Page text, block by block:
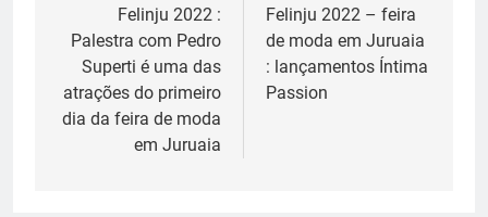
Post
Felinju 2022 :
Palestra com Pedro
Superti é uma das
atrações do primeiro
dia da feira de moda
em Juruaia
Felinju 2022 – feira
de moda em Juruaia
: lançamentos Íntima
Passion